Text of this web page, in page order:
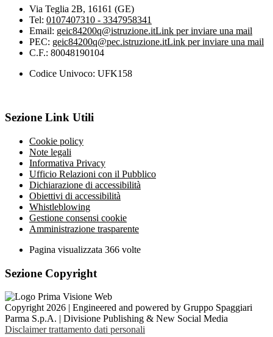
Via Teglia 2B, 16161 (GE)
Tel: 0107407310 - 3347958341
Email: geic84200q@istruzione.itLink per inviare una mail
PEC: geic84200q@pec.istruzione.itLink per inviare una mail
C.F.: 80048190104
Codice Univoco: UFK158
Sezione Link Utili
Cookie policy
Note legali
Informativa Privacy
Ufficio Relazioni con il Pubblico
Dichiarazione di accessibilità
Obiettivi di accessibilità
Whistleblowing
Gestione consensi cookie
Amministrazione trasparente
Pagina visualizzata 366 volte
Sezione Copyright
Copyright 2026 | Engineered and powered by Gruppo Spaggiari
Parma S.p.A. | Divisione Publishing & New Social Media
Disclaimer trattamento dati personali